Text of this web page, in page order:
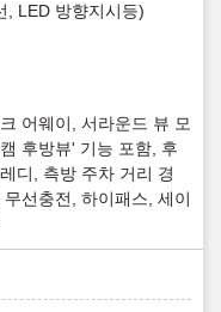
, LED 방향지시등)
어웨이, 서라운드 뷰 모
후방뷰' 기능 포함, 후
디, 측방 주차 거리 경
선충전, 하이패스, 세이